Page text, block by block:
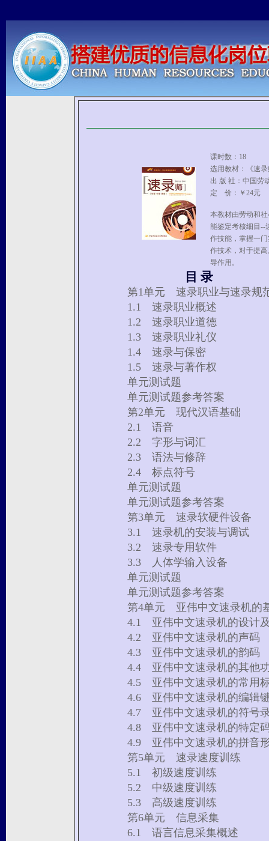
课时数：18
选用教材：《速
出 版 社：中国劳
定 价：￥24元
本教材由劳动和
能鉴定考核细目--
作技能，掌握一
作技术，对于提
导作用。
目 录
第1单元 速录职业与速录规
1.1 速录职业概述
1.2 速录职业道德
1.3 速录职业礼仪
1.4 速录与保密
1.5 速录与著作权
单元测试题
单元测试题参考答案
第2单元 现代汉语基础
2.1 语音
2.2 字形与词汇
2.3 语法与修辞
2.4 标点符号
单元测试题
单元测试题参考答案
第3单元 速录软硬件设备
3.1 速录机的安装与调试
3.2 速录专用软件
3.3 人体学输入设备
单元测试题
单元测试题参考答案
第4单元 亚伟中文速录机的
4.1 亚伟中文速录机的设计
4.2 亚伟中文速录机的声码
4.3 亚伟中文速录机的韵码
4.4 亚伟中文速录机的其他
4.5 亚伟中文速录机的常用
4.6 亚伟中文速录机的编辑
4.7 亚伟中文速录机的符号
4.8 亚伟中文速录机的特定
4.9 亚伟中文速录机的拼音
第5单元 速录速度训练
5.1 初级速度训练
5.2 中级速度训练
5.3 高级速度训练
第6单元 信息采集
6.1 语言信息采集概述